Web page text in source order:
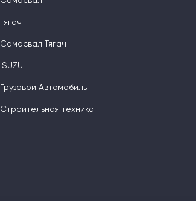
Тягач
Самосвал Тягач
ISUZU
Грузовой Автомобиль
Строительная техника